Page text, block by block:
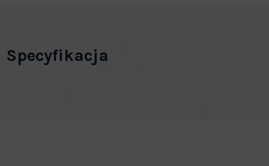
Specyfikacja